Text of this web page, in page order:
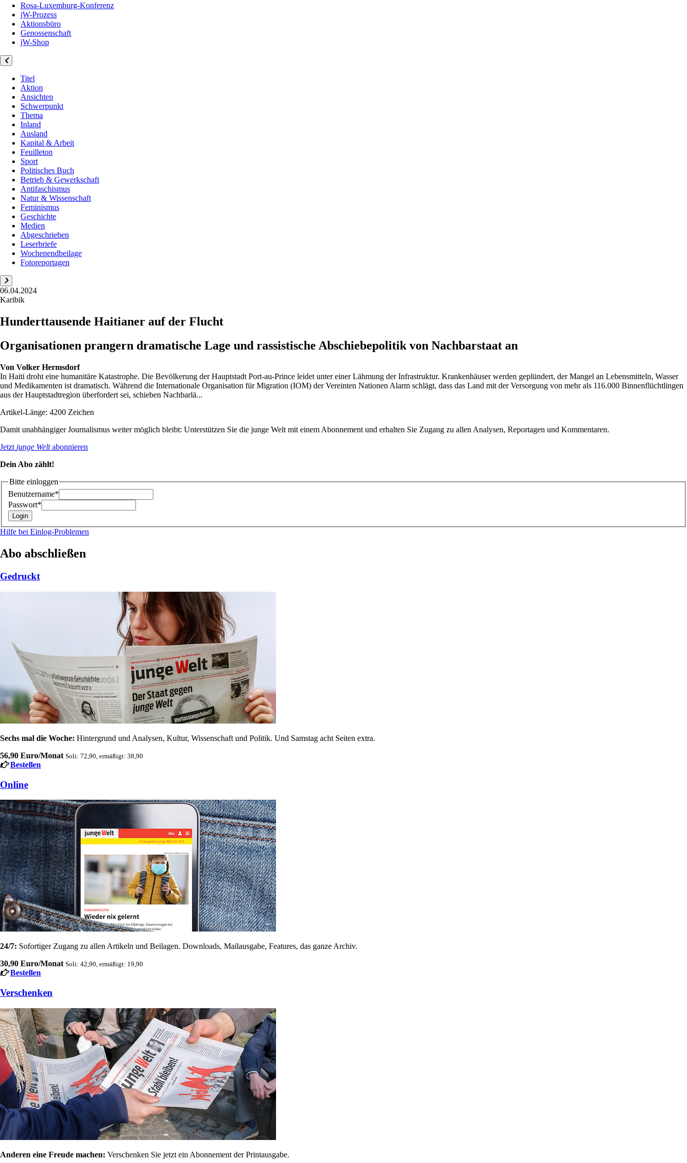
Rosa-Luxemburg-Konferenz
jW-Prozess
Aktionsbüro
Genossenschaft
jW-Shop
Titel
Aktion
Ansichten
Schwerpunkt
Thema
Inland
Ausland
Kapital & Arbeit
Feuilleton
Sport
Politisches Buch
Betrieb & Gewerkschaft
Antifaschismus
Natur & Wissenschaft
Feminismus
Geschichte
Medien
Abgeschrieben
Leserbriefe
Wochenendbeilage
Fotoreportagen
06.04.2024
Karibik
Hunderttausende Haitianer auf der Flucht
Organisationen prangern dramatische Lage und rassistische Abschiebepolitik von Nachbarstaat an
Von Volker Hermsdorf
In Haiti droht eine humanitäre ­Katastrophe. Die Bevölkerung der Hauptstadt Port-au-Prince leidet unter einer Lähmung der Infrastruktur. Krankenhäuser werden geplündert, der Mangel an Lebensmitteln, Wasser
und Medikamenten ist dramatisch. Während die Internationale Organisation für Migration (IOM) der Vereinten Nationen Alarm schlägt, dass das Land mit der Versorgung von mehr als 116.000 Binnenflüchtlingen
aus der Hauptstadtregion überfordert sei, schieben Nachbarlä...
Artikel-Länge: 4200 Zeichen
Damit unabhängiger Journalismus weiter möglich bleibt: Unterstützen Sie die junge Welt mit einem Abonnement und erhalten Sie Zugang zu allen Analysen, Reportagen und Kommentaren.
Jetzt junge Weltabonnieren
Dein Abo zählt!
Bitte einloggen
Benutzername*
Passwort*
Hilfe bei Einlog-Problemen
Abo abschließen
Gedruckt
Sechs mal die Woche: Hintergrund und Analysen, Kultur, Wissenschaft und Politik. Und Samstag acht Seiten extra.
56,90 Euro/Monat Soli: 72,90, ermäßigt: 38,90
Bestellen
Online
24/7: Sofortiger Zugang zu allen Artikeln und Beilagen. Downloads, Mailausgabe, Features, das ganze Archiv.
30,90 Euro/Monat Soli: 42,90, ermäßigt: 19,90
Bestellen
Verschenken
Anderen eine Freude machen: Verschenken Sie jetzt ein Abonnement der Printausgabe.